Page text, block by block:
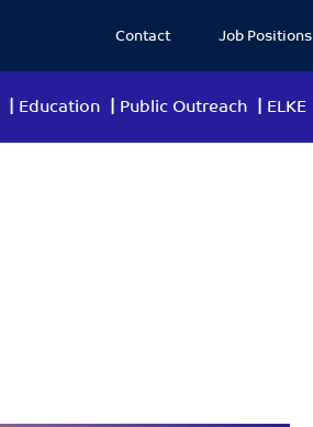
Education Public Outreach ELKE
Contact Job Positions